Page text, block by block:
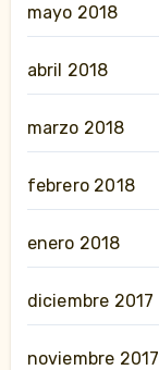
mayo 2018
abril 2018
marzo 2018
febrero 2018
enero 2018
diciembre 2017
noviembre 2017